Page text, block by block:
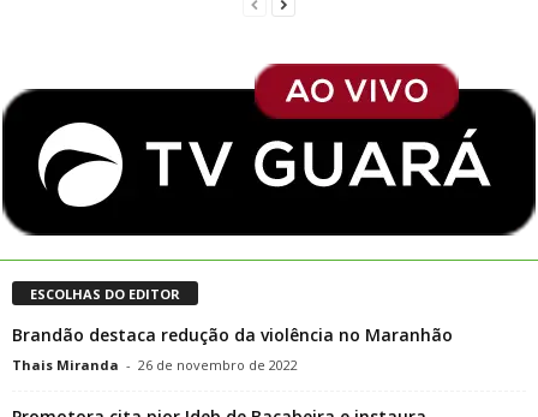
ESCOLHAS DO EDITOR
Brandão destaca redução da violência no Maranhão
Thais Miranda - 26 de novembro de 2022